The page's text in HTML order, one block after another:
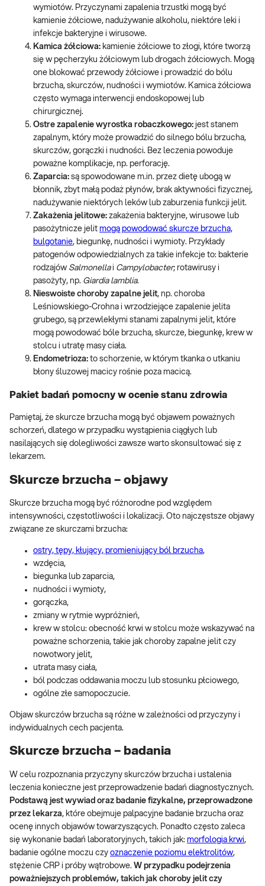
wymiotów. Przyczynami zapalenia trzustki mogą być
kamienie żółciowe, nadużywanie alkoholu, niektóre leki i
infekcje bakteryjne i wirusowe.
Kamica żółciowa: kamienie żółciowe to złogi, które tworzą
się w pęcherzyku żółciowym lub drogach żółciowych. Mogą
one blokować przewody żółciowe i prowadzić do bólu
brzucha, skurczów, nudności i wymiotów. Kamica żółciowa
często wymaga interwencji endoskopowej lub
chirurgicznej.
Ostre zapalenie wyrostka robaczkowego: jest stanem
zapalnym, który może prowadzić do silnego bólu brzucha,
skurczów, gorączki i nudności. Bez leczenia powoduje
poważne komplikacje, np. perforację.
Zaparcia: są spowodowane m.in. przez dietę ubogą w
błonnik, zbyt małą podaż płynów, brak aktywności fizycznej,
nadużywanie niektórych leków lub zaburzenia funkcji jelit.
Zakażenia jelitowe: zakażenia bakteryjne, wirusowe lub
pasożytnicze jelit mogą powodować skurcze brzucha,
bulgotanie, biegunkę, nudności i wymioty. Przykłady
patogenów odpowiedzialnych za takie infekcje to: bakterie
rodzajów Salmonellai Campylobacter; rotawirusy i
pasożyty, np. Giardia lamblia.
Nieswoiste choroby zapalne jelit, np. choroba
Leśniowskiego-Crohna i wrzodziejące zapalenie jelita
grubego, są przewlekłymi stanami zapalnymi jelit, które
mogą powodować bóle brzucha, skurcze, biegunkę, krew w
stolcu i utratę masy ciała.
Endometrioza: to schorzenie, w którym tkanka o utkaniu
błony śluzowej macicy rośnie poza macicą.
Pakiet badań pomocny w ocenie stanu zdrowia
Pamiętaj, że skurcze brzucha mogą być objawem poważnych
schorzeń, dlatego w przypadku wystąpienia ciągłych lub
nasilających się dolegliwości zawsze warto skonsultować się z
lekarzem.
Skurcze brzucha – objawy
Skurcze brzucha mogą być różnorodne pod względem
intensywności, częstotliwości i lokalizacji. Oto najczęstsze objawy
związane ze skurczami brzucha:
ostry, tępy, kłujący, promieniujący ból brzucha,
wzdęcia,
biegunka lub zaparcia,
nudności i wymioty,
gorączka,
zmiany w rytmie wypróżnień,
krew w stolcu: obecność krwi w stolcu może wskazywać na
poważne schorzenia, takie jak choroby zapalne jelit czy
nowotwory jelit,
utrata masy ciała,
ból podczas oddawania moczu lub stosunku płciowego,
ogólne złe samopoczucie.
Objaw skurczów brzucha są różne w zależności od przyczyny i
indywidualnych cech pacjenta.
Skurcze brzucha – badania
W celu rozpoznania przyczyny skurczów brzucha i ustalenia
leczenia konieczne jest przeprowadzenie badań diagnostycznych.
Podstawą jest wywiad oraz badanie fizykalne, przeprowadzone
przez lekarza, które obejmuje palpacyjne badanie brzucha oraz
ocenę innych objawów towarzyszących. Ponadto często zaleca
się wykonanie badań laboratoryjnych, takich jak: morfologia krwi,
badanie ogólne moczu czy oznaczenie poziomu elektrolitów,
stężenie CRP i próby wątrobowe. W przypadku podejrzenia
poważniejszych problemów, takich jak choroby jelit czy